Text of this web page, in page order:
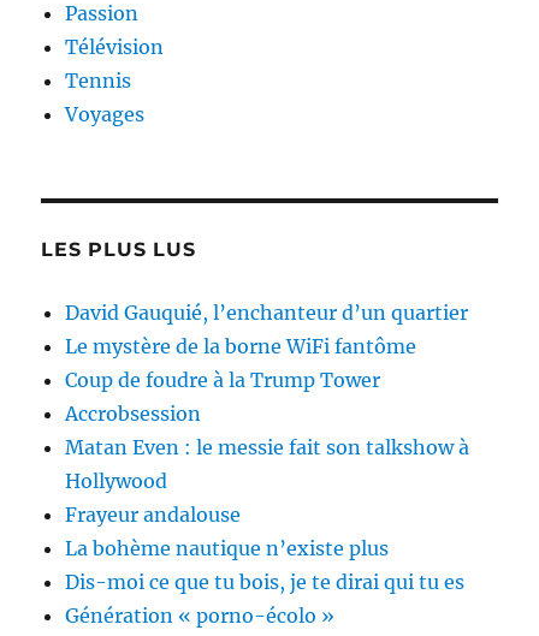
Passion
Télévision
Tennis
Voyages
LES PLUS LUS
David Gauquié, l’enchanteur d’un quartier
Le mystère de la borne WiFi fantôme
Coup de foudre à la Trump Tower
Accrobsession
Matan Even : le messie fait son talkshow à
Hollywood
Frayeur andalouse
La bohème nautique n’existe plus
Dis-moi ce que tu bois, je te dirai qui tu es
Génération « porno-écolo »